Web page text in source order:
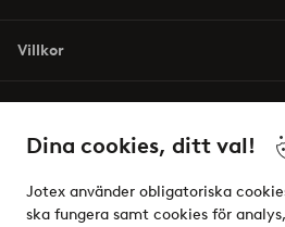
Dina cookies, ditt val!
Jotex använder obligatoriska
ska fungera samt cookies för
Villkor